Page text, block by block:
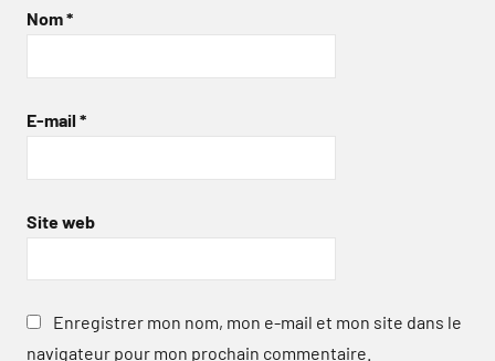
Nom*
E-mail *
Site web
Enregistrer mon nom, mon e-mail et mon site dans le
navigateur pour mon prochain commentaire.